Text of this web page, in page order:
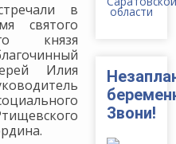
в
святого
князя
Илия
Звони!